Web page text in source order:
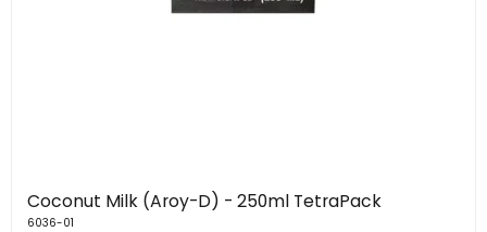
Coconut Milk (Aroy-D) - 250ml TetraPack
6036-01